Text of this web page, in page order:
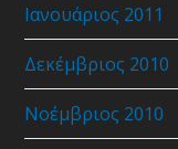
Ιανουάριος 2011
Δεκέμβριος 2010
Νοέμβριος 2010